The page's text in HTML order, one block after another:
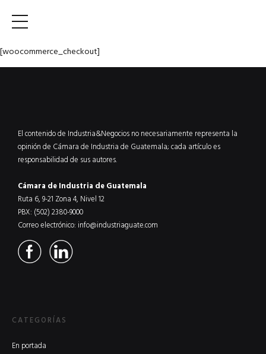
[woocommerce_checkout]
El contenido de Industria&Negocios no necesariamente representa la
opinión de Cámara de Industria de Guatemala; cada artículo es
responsabilidad de sus autores.
Cámara de Industria de Guatemala
Ruta 6, 9-21 Zona 4, Nivel 12
PBX: (502) 2380-9000
Correo electrónico: info@industriaguate.com
CATEGORÍAS
En portada